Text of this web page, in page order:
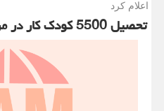
اعلام كرد
تحصیل 5500 کودک کار در مراکز پویاشهر